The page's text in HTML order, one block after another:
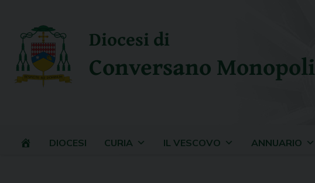
content
Diocesi di
Conversano Monopoli
DIOCESI CURIA IL VESCOVO ANNUARIO